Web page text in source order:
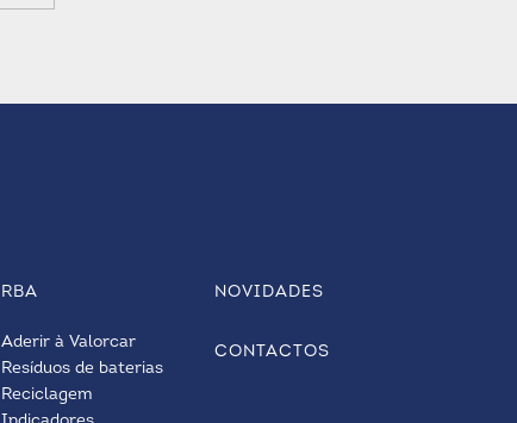
RBA
Aderir à Valorcar
Resíduos de baterias
Reciclagem
NOVIDADES
CONTACTOS